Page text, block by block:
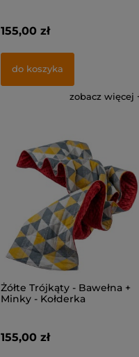
155,00 zł
do koszyka
zobacz więcej
Żółte Trójkąty - Bawełna +
Minky - Kołderka
155,00 zł